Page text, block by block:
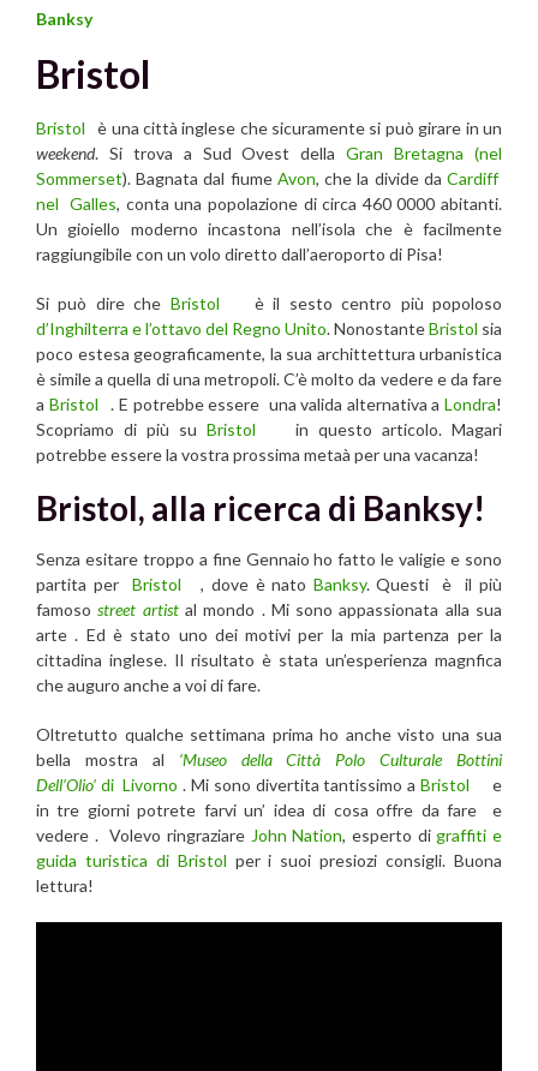
Banksy
Bristol
Bristolè una città inglese che sicuramente si può girare in un
weekend. Si trova a Sud Ovest dellaGran Bretagna (nel
Sommerset). Bagnata dal fiume Avon, che la divide daCardiff
nel Galles, conta una popolazione di circa 460 0000 abitanti.
Un gioiello moderno incastona nell’isola che è facilmente
raggiungibile con un volo diretto dall’aeroporto di Pisa!
Si può dire che Bristol
è il sesto centro più popoloso
d’Inghilterra e l’ottavo del Regno Unito. NonostanteBristol sia
poco estesa geograficamente, la sua archittettura urbanistica
è simile a quella di una metropoli. C’è molto da vedere e da fare
a Bristol . E potrebbe essere una valida alternativa aLondra!
Scopriamo di più suBristol
in questo articolo. Magari
potrebbe essere la vostra prossima metaà per una vacanza!
Bristol, alla ricerca di Banksy!
Senza esitare troppo a fine Gennaio ho fatto le valigie e sono
partita per Bristol , dove è nato Banksy. Questi è il più
famoso street artist al mondo . Mi sono appassionata alla sua
arte . Ed è stato uno dei motivi per la mia partenza per la
cittadina inglese. Il risultato è stata un’esperienza magnfica
che auguro anche a voi di fare.
Oltretutto qualche settimana prima ho anche visto una sua
bella mostra al ‘Museo della Città Polo Culturale Bottini
Dell’Olio’ di Livorno .Mi sono divertita tantissimo aBristol
e
in tre giorni potrete farvi un’ idea di cosa offre da fare e
vedere . Volevo ringraziare John Nation, esperto digraffiti e
guida turistica di Bristol per i suoi presiozi consigli. Buona
lettura!